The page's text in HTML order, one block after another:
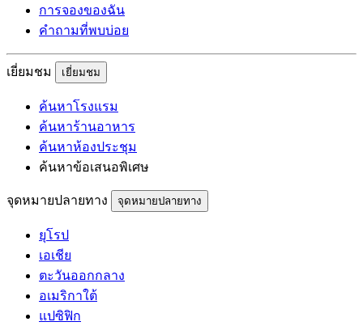
การจองของฉัน
คำถามที่พบบ่อย
เยี่ยมชม เยี่ยมชม
ค้นหาโรงแรม
ค้นหาร้านอาหาร
ค้นหาห้องประชุม
ค้นหาข้อเสนอพิเศษ
จุดหมายปลายทาง จุดหมายปลายทาง
ยุโรป
เอเชีย
ตะวันออกกลาง
อเมริกาใต้
แปซิฟิก